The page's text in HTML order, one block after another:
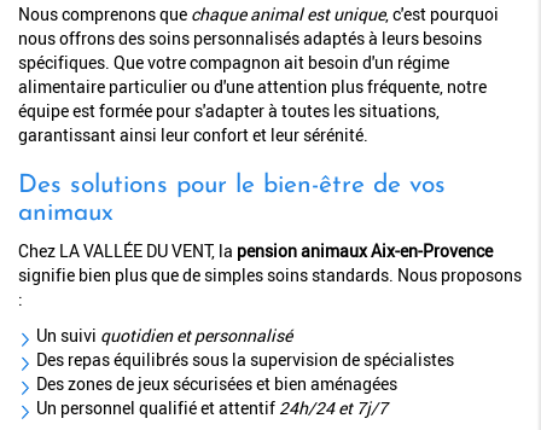
Nous comprenons que chaque animal est unique, c'est pourquoi
nous offrons des soins personnalisés adaptés à leurs besoins
spécifiques. Que votre compagnon ait besoin d'un régime
alimentaire particulier ou d'une attention plus fréquente, notre
équipe est formée pour s'adapter à toutes les situations,
garantissant ainsi leur confort et leur sérénité.
Des solutions pour le bien-être de vos
animaux
Chez LA VALLÉE DU VENT, la pension animaux Aix-en-Provence
signifie bien plus que de simples soins standards. Nous proposons
:
Un suivi quotidien et personnalisé
Des repas équilibrés sous la supervision de spécialistes
Des zones de jeux sécurisées et bien aménagées
Un personnel qualifié et attentif 24h/24 et 7j/7